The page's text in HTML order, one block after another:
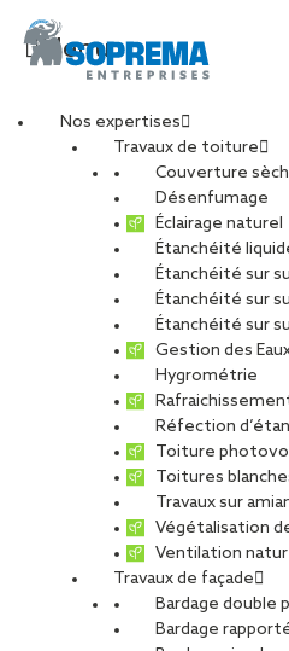
Menu
Nos expertises
Travaux de toiture
Couverture
Désenfumage
Éclairage naturel
Étanchéité
Étanchéité sur
Étanchéité sur
Étanchéité sur
Gestion des
Hygrométrie
Réfection
Toiture
Toitures
Travaux sur
Végétalisation
Ventilation
Travaux de façade
Bardage double
Bardage
PARTAGER